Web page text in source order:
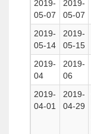
2019-
05-07
2019-
05-07
2019-
05-14
2019-
05-15
2019-
04
2019-
06
2019-
04-01
2019-
04-29